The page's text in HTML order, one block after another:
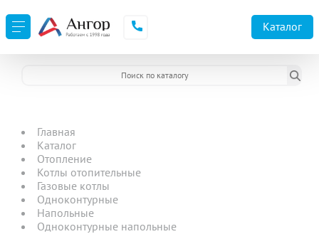
Каталог
Главная
Каталог
Отопление
Котлы отопительные
Газовые котлы
Одноконтурные
Напольные
Одноконтурные напольные